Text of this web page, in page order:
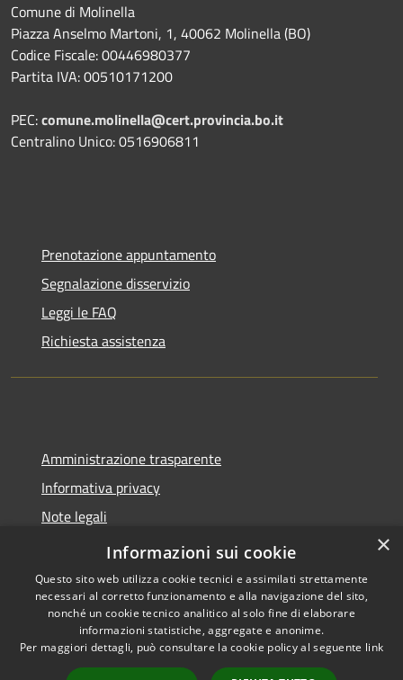
Comune di Molinella
Piazza Anselmo Martoni, 1, 40062 Molinella (BO)
Codice Fiscale: 00446980377
Partita IVA: 00510171200
PEC:comune.molinella@cert.provincia.bo.it
Centralino Unico: 0516906811
Prenotazione appuntamento
Segnalazione disservizio
Leggi le FAQ
Richiesta assistenza
Amministrazione trasparente
Informativa privacy
Note legali
Dichiarazione di accessibilità
Accessibilità
Copyright © 2026 • Comune di
Molinella • Powered by
×
Informazioni sui cookie
Questo sito web utilizza cookie tecnici e assimilati strettamente
necessari al corretto funzionamento e alla navigazione del sito,
nonché un cookie tecnico analitico al solo fine di elaborare
informazioni statistiche, aggregate e anonime.
Per maggiori dettagli, può consultare la cookie policy al seguente link